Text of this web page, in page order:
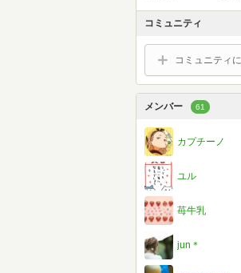
コミュニティ
コミュニティ
メンバー 61
カプチーノ
ユル
苺牛乳
jun＊